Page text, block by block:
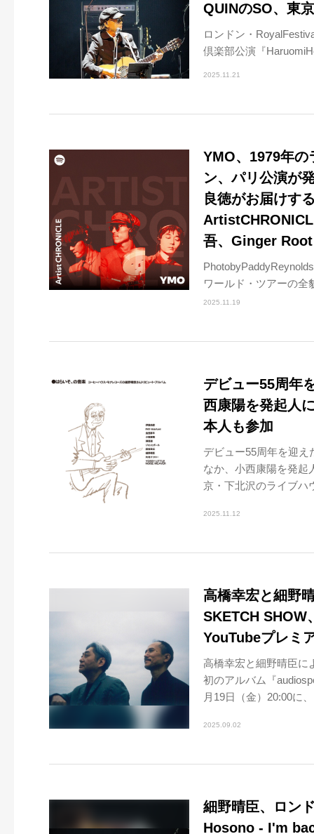
QUINのSO、東
ロンドン・
倶楽部公演『
2025.11.21
YMO、1979年の
ン、パリ公演が
良徳がお届けす
吾、Ginger
ワールド・ツアーの全
2025.11.19
デビュー55周年
西康陽を発起人
本人も参加
デビュー55周年を迎
なか、小西康陽を発起
京・下北沢のライブハ
2025.11.12
高橋幸宏と細野
SKETCH SHOW
YouTubeプレミ
高橋幸宏と細野晴臣に
初のアルバム『
月19日（金）20:00に
2025.09.02
細野晴臣、ロン
Hosono - I'm